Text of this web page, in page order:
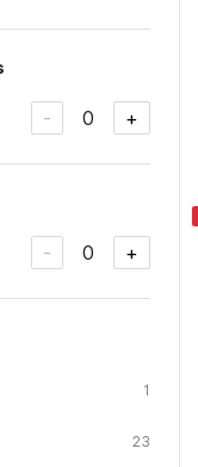
- 0 +
- 0 +
1
23